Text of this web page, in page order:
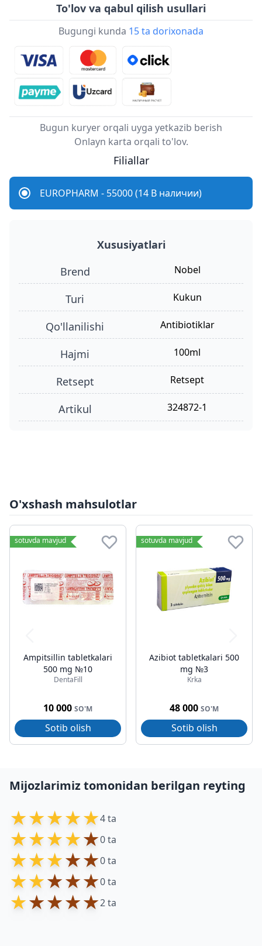
To'lov va qabul qilish usullari
Bugungi kunda 15 ta dorixonada
Bugun kuryer orqali uyga yetkazib berish
Onlayn karta orqali to'lov.
Filiallar
EUROPHARM - 55000 (14 В наличии)
Xususiyatlari
Brend
Nobel
turi kukun
qo'llanilishi antibiotiklar
hajmi 100ml
retsept retsept
Artikul 324872-1
O'xshash mahsulotlar
sotuvda mavjud
Ampitsillin tabletkalari
500 mg №10
DentaFill
10 000 SO'M
Sotib olish
sotuvda mavjud
Azibiot tabletkalari 500
mg №3
Krka
48 000 SO'M
Sotib olish
Mijozlarimiz tomonidan berilgan reyting
★★★★★4 ta
★★★★★0 ta
★★★★★0 ta
★★★★★0 ta
★★★★★2 ta